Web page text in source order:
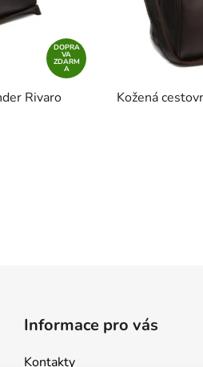
DOPRA
VA
ZDARM
A
Rivaro
Kožená
Informace pro vás
Kontakty